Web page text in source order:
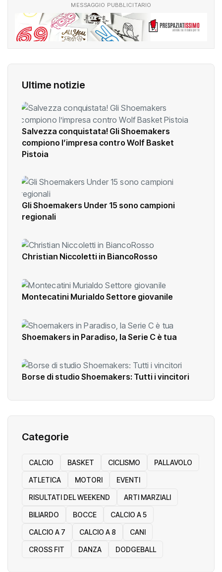
MESSAGGIO PUBBLICITARIO
Ultime notizie
Salvezza conquistata! Gli Shoemakers
compiono l’impresa contro Wolf Basket
Pistoia
Gli Shoemakers Under 15 sono campioni
regionali
Christian Niccoletti in BiancoRosso
Montecatini Murialdo Settore giovanile
Shoemakers in Paradiso, la Serie C è tua
Borse di studio Shoemakers: Tutti i vincitori
Categorie
CALCIO BASKET CICLISMO PALLAVOLO
ATLETICA MOTORI EVENTI
RISULTATI DEL WEEKEND ARTI MARZIALI
BILIARDO BOCCE CALCIO A 5
CALCIO A 7 CALCIO A 8 CANI
CROSS FIT DANZA DODGEBALL